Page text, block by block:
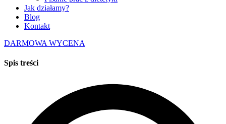
Jak działamy?
Blog
Kontakt
DARMOWA WYCENA
Spis treści